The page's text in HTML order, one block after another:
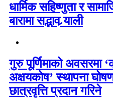
धार्मिक सहिष्णुता र
बारामा सद्भाव र्‍याली
गुरु पूर्णिमाको अवसरमा
अक्षयकोष’ स्थापना
छात्रवृत्ति प्रदान गरिने